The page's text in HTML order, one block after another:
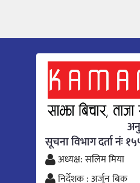
सूचना विभाग दर्ता नंः
अध्यक्ष: सलिम मिया
निर्देशक : अर्जुन बिक